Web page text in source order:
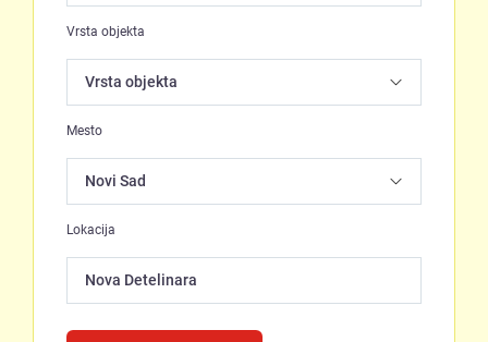
Vrsta objekta
Mesto
Lokacija
Nova Detelinara